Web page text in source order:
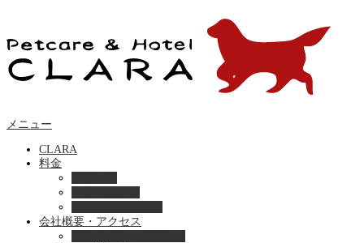
メニュー
CLARA
料金
会社概要・アクセス